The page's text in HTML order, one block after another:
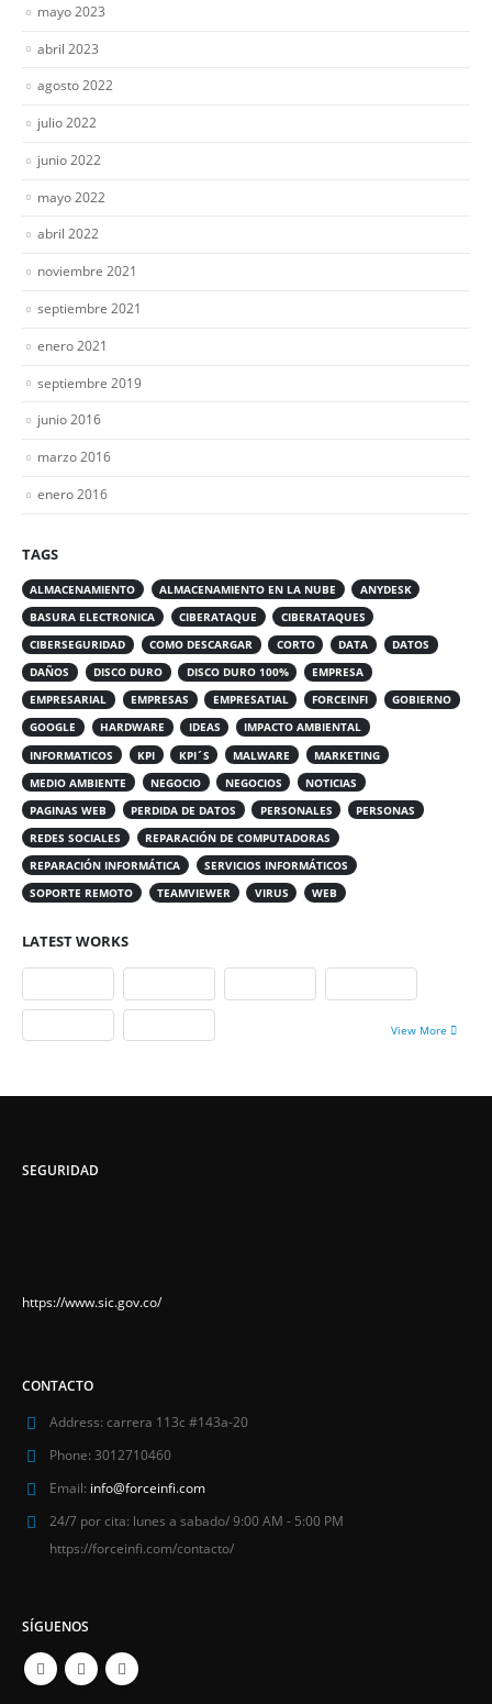
mayo 2023
abril 2023
agosto 2022
julio 2022
junio 2022
mayo 2022
abril 2022
noviembre 2021
septiembre 2021
enero 2021
septiembre 2019
junio 2016
marzo 2016
enero 2016
TAGS
ALMACENAMIENTO ALMACENAMIENTO EN LA NUBE
ANYDESK
BASURA ELECTRONICA
CIBERATAQUE
CIBERATAQUES
CIBERSEGURIDAD
COMO DESCARGAR CORTO DATA
DATOS
DAÑOS
DISCO DURO DISCO DURO 100%
EMPRESA
EMPRESARIAL
EMPRESAS EMPRESATIAL FORCEINFI
GOBIERNO
GOOGLE
HARDWARE IDEAS
IMPACTO AMBIENTAL
INFORMATICOS
KPI KPI´S MALWARE
MARKETING
MEDIO AMBIENTE
NEGOCIO NEGOCIOS
NOTICIAS
PAGINAS WEB
PERDIDA DE DATOS PERSONALES
PERSONAS
REDES SOCIALES
REPARACIÓN DE COMPUTADORAS
REPARACIÓN INFORMÁTICA
SERVICIOS INFORMÁTICOS
SOPORTE REMOTO
TEAMVIEWER VIRUS WEB
LATEST WORKS
View More
SEGURIDAD
https://www.sic.gov.co/
CONTACTO
Address: carrera 113c #143a-20
Phone: 3012710460
Email: info@forceinfi.com
24/7 por cita: lunes a sabado/ 9:00 AM - 5:00 PM
https://forceinfi.com/contacto/
SÍGUENOS